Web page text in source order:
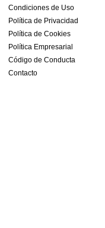
Condiciones de Uso
Política de Privacidad
Política de Cookies
Política Empresarial
Código de Conducta
Contacto